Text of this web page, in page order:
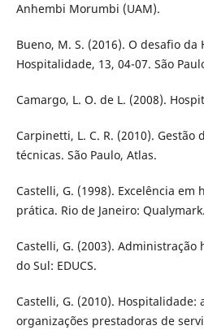
Anhembi Morumbi (UAM).
Bueno, M. S. (2016). O desafio da
Hospitalidade, 13, 04-07. São
Camargo, L. O. de L. (2008).
Carpinetti, L. C. R. (2010). Gestão
técnicas. São Paulo, Atlas.
Castelli, G. (1998). Excelência
prática. Rio de Janeiro: Qualymark.
Castelli, G. (2003). Administração
do Sul: EDUCS.
Castelli, G. (2010). Hospitalidade:
organizações prestadoras de